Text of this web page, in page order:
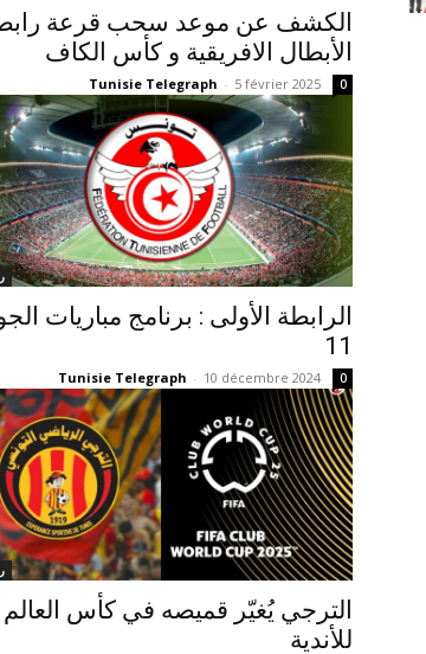
الكشف عن موعد سحب قرعة
الأبطال الافريقية و كأس الكاف
Tunisie Telegraph - 5 février 2025 0
الرابطة الأولى : برنامج مباريات
11
Tunisie Telegraph - 10 décembre 2024 0
الترجي يُغيّر قميصه في كأس العالم
للأندية